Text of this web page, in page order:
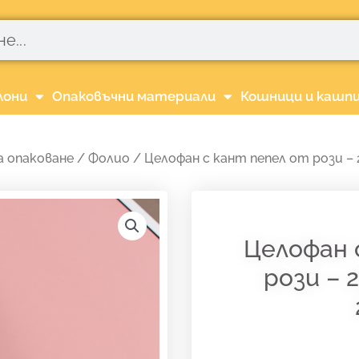
Опаковъчни материали Кошници и
опаковане/ Фолио / Целофан с кант пепел от рози –
Целофан
рози –